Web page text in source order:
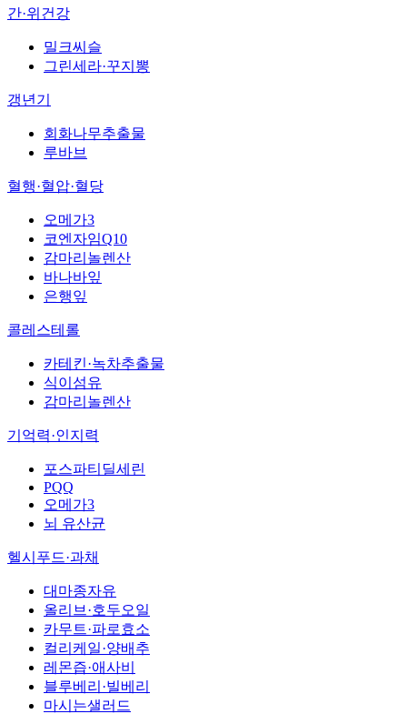
간·위건강
밀크씨슬
그린세라·꾸지뽕
갱년기
회화나무추출물
루바브
혈행·혈압·혈당
오메가3
코엔자임Q10
감마리놀렌산
바나바잎
은행잎
콜레스테롤
카테킨·녹차추출물
식이섬유
감마리놀렌산
기억력·인지력
포스파티딜세린
PQQ
오메가3
뇌 유산균
헬시푸드·과채
대마종자유
올리브·호두오일
카무트·파로효소
컬리케일·양배추
레몬즙·애사비
블루베리·빌베리
마시는샐러드